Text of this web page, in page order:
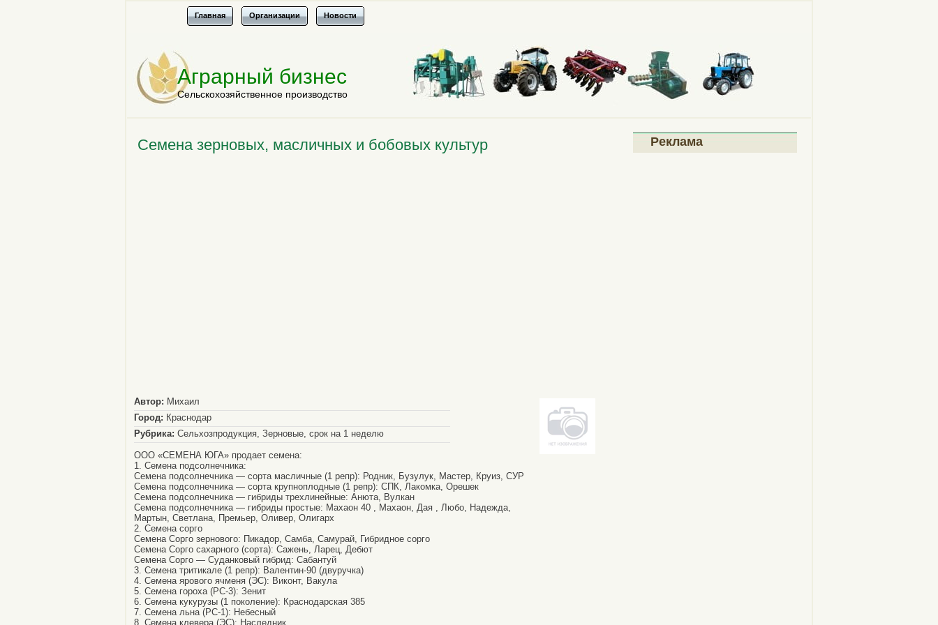
Главная Организации Новости
Аграрный бизнес
Сельскохозяйственное производство
Семена зерновых, масличных и бобовых культур
Автор: Михаил
Город: Краснодар
Рубрика: Сельхозпродукция, Зерновые, срок на 1 неделю
ООО «СЕМЕНА ЮГА» продает семена:
1. Семена подсолнечника:
Семена подсолнечника — сорта масличные (1 репр): Родник, Бузулук, Мастер, Круиз, СУР
Семена подсолнечника — сорта крупноплодные (1 репр): СПК, Лакомка, Орешек
Семена подсолнечника — гибриды трехлинейные: Анюта, Вулкан
Семена подсолнечника — гибриды простые: Махаон 40 , Махаон, Дая , Любо, Надежда,
Мартын, Светлана, Премьер, Оливер, Олигарх
2. Семена сорго
Семена Сорго зернового: Пикадор, Самба, Самурай, Гибридное сорго
Семена Сорго сахарного (сорта): Сажень, Ларец, Дебют
Семена Сорго — Суданковый гибрид: Сабантуй
3. Семена тритикале (1 репр): Валентин-90 (двуручка)
4. Семена ярового ячменя (ЭС): Виконт, Вакула
5. Семена гороха (РС-3): Зенит
6. Семена кукурузы (1 поколение): Краснодарская 385
7. Семена льна (РС-1): Небесный
8. Семена клевера (ЭС): Наследник
Реклама